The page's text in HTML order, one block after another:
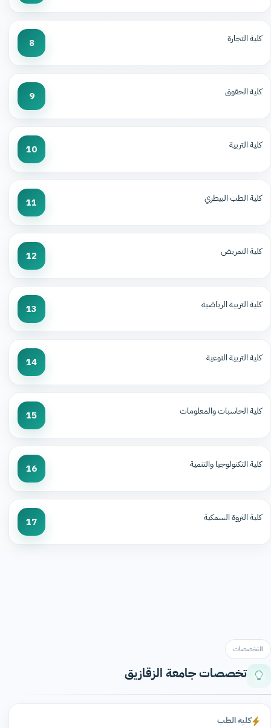
كلية التجارة 8
كلية الحقوق 9
كلية التربية 10
كلية الطب البيطري 11
كلية التمريض 12
كلية التربية الرياضية 13
كلية التربية النوعية 14
كلية الحاسبات والمعلومات 15
كلية التكنولوجيا والتنمية 16
كلية الثروة السمكية 17
التخصصات
تخصصات جامعة الزقازيق
كلية الطب